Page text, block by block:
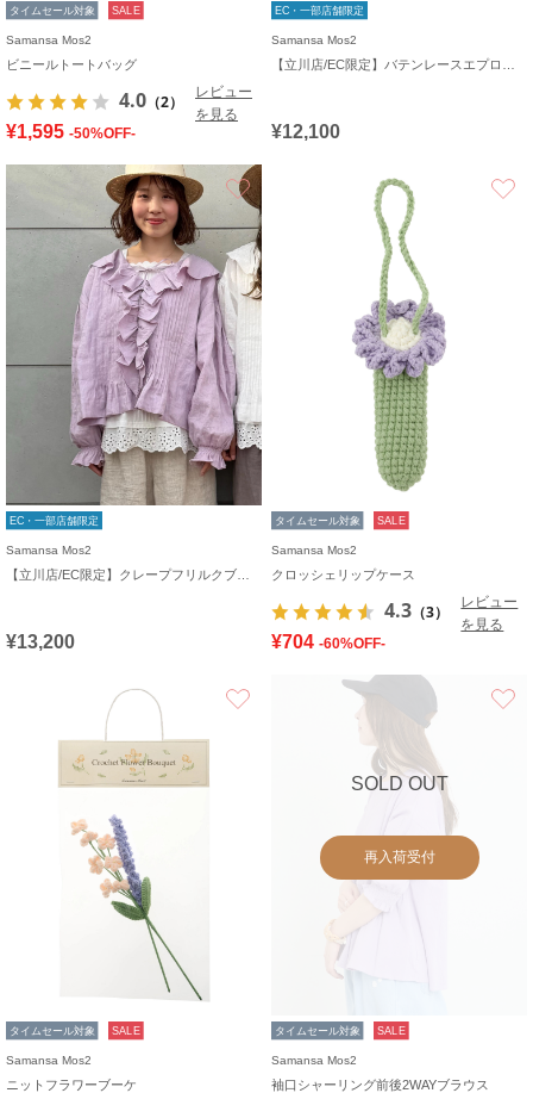
タイムセール対象 SALE
Samansa Mos2
ビニールトートバッグ
4.0 （2）
レビュー
を見る
¥1,595 -50%OFF-
EC・一部店舗限定
Samansa Mos2
¥12,100
EC・一部店舗限定
Samansa Mos2
¥13,200
タイムセール対象 SALE
Samansa Mos2
クロッシェリップケース
4.3 （3）
レビュー
を見る
¥704 -60%OFF-
タイムセール対象 SALE
Samansa Mos2
ニットフラワーブーケ
SOLD OUT
再入荷受付
タイムセール対象 SALE
Samansa Mos2
袖口シャーリング前後2WAYブラウス